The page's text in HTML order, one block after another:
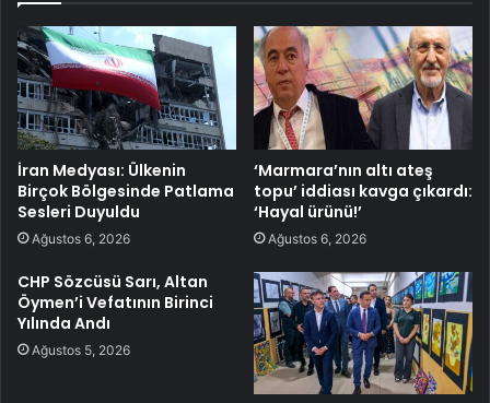
İran Medyası: Ülkenin
Birçok Bölgesinde Patlama
Sesleri Duyuldu
Ağustos 6, 2026
‘Marmara’nın altı ateş
topu’ iddiası kavga çıkardı:
‘Hayal ürünü!’
Ağustos 6, 2026
CHP Sözcüsü Sarı, Altan
Öymen’i Vefatının Birinci
Yılında Andı
Ağustos 5, 2026